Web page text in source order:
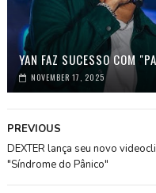
YAN FAZ SUCESSO COM
NOVEMBER 17, 2025
PREVIOUS
DEXTER lança seu novo
"Síndrome do Pânico"